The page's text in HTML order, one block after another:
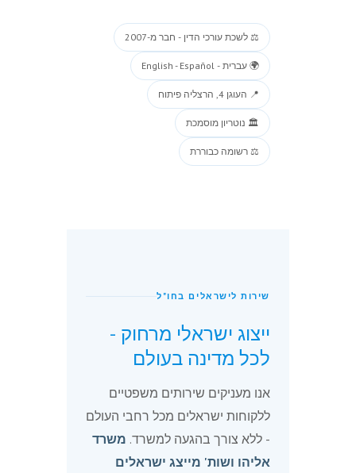
⚖️ לשכת עורכי הדין - חבר מ-2007
🌍 עברית - English - Español
📍 העוגן 4, הרצליה פיתוח
🏛️ נוטריון מוסמכת
⚖️ רשומה כבוררת
שירות לישראלים בחו"ל
ייצוג ישראלי מרחוק -
לכל מדינה בעולם
אנו מעניקים שירותים משפטיים
ללקוחות ישראלים מכל רחבי העולם
- ללא צורך בהגעה למשרד. משרד
אליהו ושות' מייצג ישראלים